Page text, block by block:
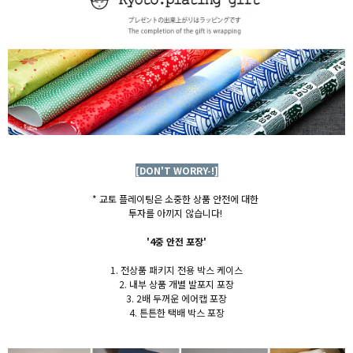
[DON'T WORRY-!]
* 교토 플레이팅은 소중한 상품 안전에 대한
투자를 아끼지 않습니다!
'4중 안전 포장'
1. 전상품 패키지 전용 박스 케이스
2. 내부 상품 개별 발포지 포장
3. 2배 두꺼운 에어캡 포장
4. 튼튼한 택배 박스 포장